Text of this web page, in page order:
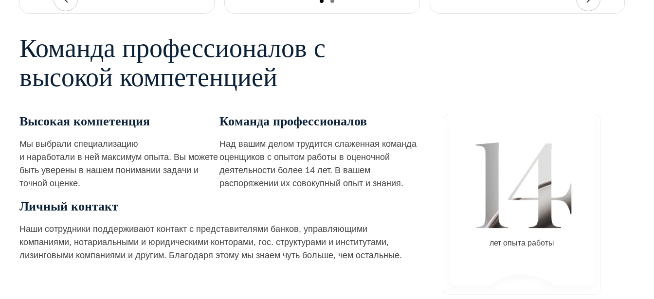
Команда профессионалов с
высокой компетенцией
Высокая компетенция
Мы выбрали специализацию
и наработали в ней максимум опыта. Вы можете
быть уверены в нашем понимании задачи и
точной оценке.
Команда профессионалов
Над вашим делом трудится слаженная команда
оценщиков с опытом работы в оценочной
деятельности более 14 лет. В вашем
распоряжении их совокупный опыт и знания.
Личный контакт
Наши сотрудники поддерживают контакт с представителями банков, управляющими
компаниями, нотариальными и юридическими конторами, гос. структурами и институтами,
лизинговыми компаниями и другим. Благодаря этому мы знаем чуть больше, чем остальные.
лет опыта работы